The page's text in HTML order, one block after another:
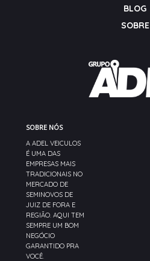
BLOG
SOBRE
SOBRE NÓS
A ADEL VEICULOS
É UMA DAS
EMPRESAS MAIS
TRADICIONAIS NO
MERCADO DE
SEMINOVOS DE
JUIZ DE FORA E
REGIÃO. AQUI TEM
SEMPRE UM BOM
NEGÓCIO
GARANTIDO PRA
VOCÊ.